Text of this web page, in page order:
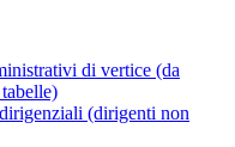
di vertice (da
(dirigenti non